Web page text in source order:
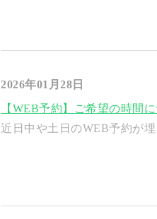
2026年01月28日
【WEB予約】ご希望の時間
近日中や土日のWEB予約が